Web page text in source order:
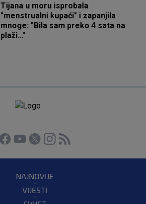
Tijana u moru isprobala
"menstrualni kupaći" i zapanjila
mnoge: "Bila sam preko 4 sata na
plaži..."
NAJNOVIJE
VIJESTI